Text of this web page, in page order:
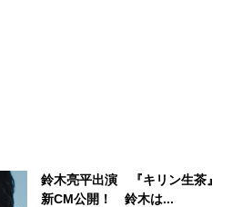
鈴木亮平出演 『キリン生茶』
新CM公開！ 鈴木は...